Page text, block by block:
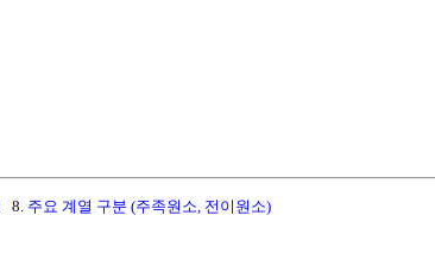
8. 주요 계열 구분 (주족원소, 전이원소)